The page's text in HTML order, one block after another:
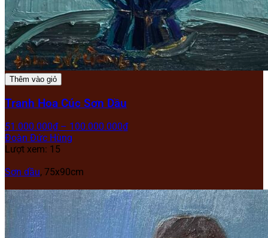
Thêm vào giỏ
Tranh Hoa Cúc Sơn Dầu
51.000.000₫ – 100.000.000₫
Đoàn Đức Hùng
Lượt xem: 15
Sơn dầu, 75x90cm